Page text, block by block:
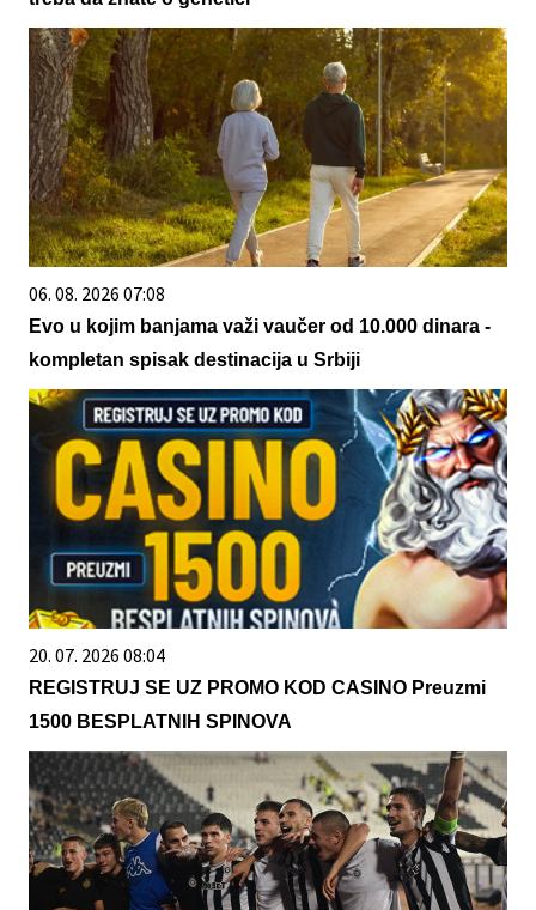
06. 08. 2026 07:08
Evo u kojim banjama važi vaučer od 10.000 dinara -
kompletan spisak destinacija u Srbiji
20. 07. 2026 08:04
REGISTRUJ SE UZ PROMO KOD CASINO Preuzmi
1500 BESPLATNIH SPINOVA